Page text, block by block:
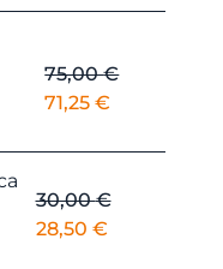
75,00€
El
original
era:
75,00 €.
71,25€
actual
30,00€
El
28,50 €El